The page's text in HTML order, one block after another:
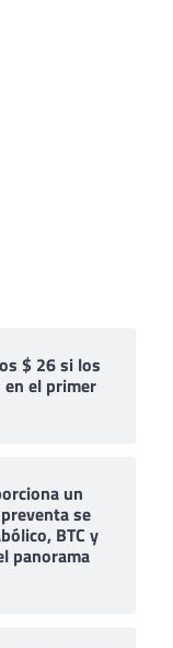
$ 26 si los
en el primer
un
se
BTC y
panorama